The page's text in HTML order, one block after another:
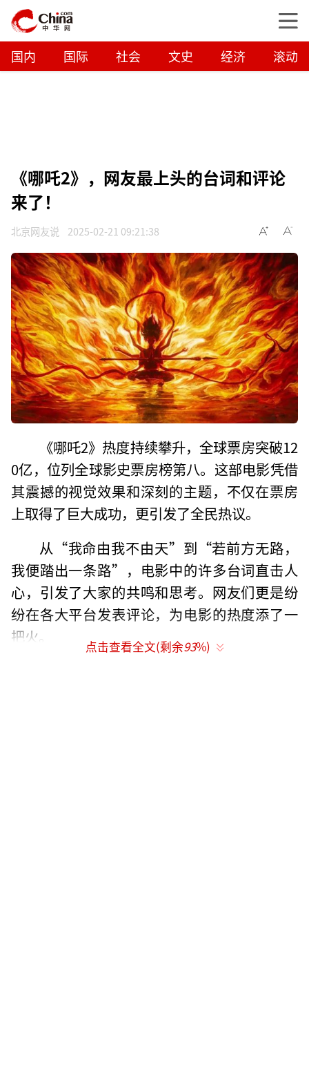
国内 国际 社会 文史 经济 滚动
《哪吒2》，网友最上头的台词和评论
来了！
北京网友说 2025-02-21 09:21:38
《哪吒2》热度持续攀升，全球票房突破12
0亿，位列全球影史票房榜第八。这部电影凭借
其震撼的视觉效果和深刻的主题，不仅在票房
上取得了巨大成功，更引发了全民热议。
从“我命由我不由天”到“若前方无路，
我便踏出一条路”，电影中的许多台词直击人
心，引发了大家的共鸣和思考。网友们更是纷
纷在各大平台发表评论，为电影的热度添了一
把火。
点击查看全文(剩余93%)